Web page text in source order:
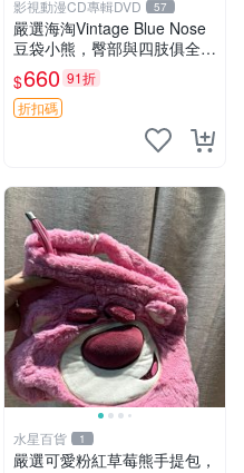
影視動漫CD專輯DVD 57
嚴選海淘Vintage Blue Nose
豆袋小熊，臀部與四肢俱全，
坐高11公分，附原盒與吊牌
收藏。藍鼻子小熊，值得擁有
玩具 憶熊
$660 91折
折扣碼
水星百貨 1
嚴選可愛粉紅草莓熊手提包，